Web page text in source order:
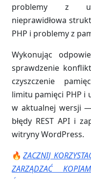
problemy z
nieprawidłowa
PHP i problemy z
Wykonując
sprawdzenie
czyszczenie
limitu pamięci PHP
w aktualnej wersji
błędy REST API i
witryny WordPress.
🔥ZACZNIJ
ZARZĄDZAĆ